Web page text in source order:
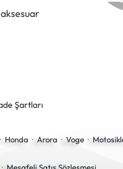
Şartları
· Honda · Arora · Voge ·
Mesafeli Satış Sözleşmesi